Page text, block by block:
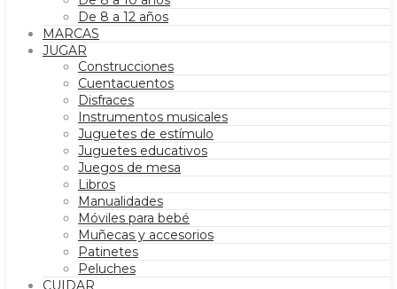
De 8 a 12 años
MARCAS
JUGAR
Construcciones
Cuentacuentos
Disfraces
Instrumentos musicales
Juguetes de estímulo
Juguetes educativos
Juegos de mesa
Libros
Manualidades
Móviles para bebé
Muñecas y accesorios
Patinetes
Peluches
CUIDAR